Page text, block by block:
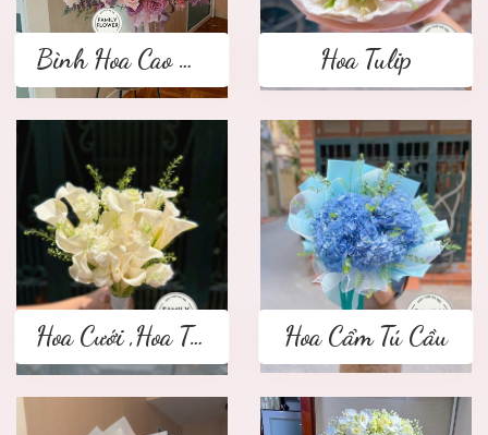
Bình Hoa Cao Cấp Hoa Tulip
Hoa Cưới ,Hoa Tay Cầm Cô Dâu Hoa Cẩm Tú Cầu